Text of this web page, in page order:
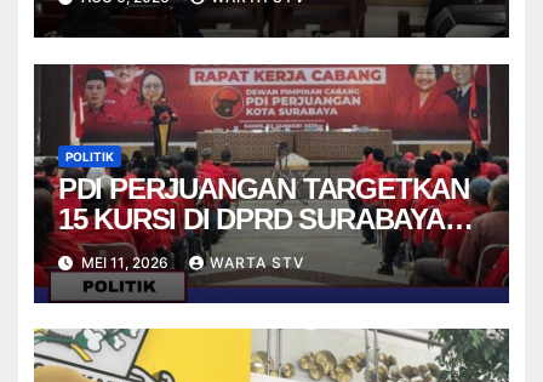
POLITIK
PDI PERJUANGAN TARGETKAN
15 KURSI DI DPRD SURABAYA
PADA PEMILU 2029
MEI 11, 2026 WARTA STV